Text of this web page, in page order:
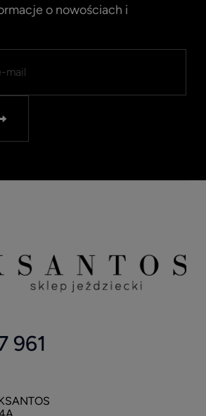
o nowościach i
961